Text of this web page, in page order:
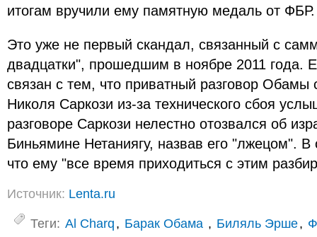
итогам вручили ему памятную медаль от ФБР.
Это уже не первый скандал, связанный с
двадцатки", прошедшим в ноябре 2011 года.
связан с тем, что приватный разговор Обамы
Николя Саркози из-за технического сбоя
разговоре Саркози нелестно отозвался об
Биньямине Нетаниягу, назвав его "лжецом".
что ему "все время приходиться с этим
Источник: Lenta.ru
Теги: Al Сharq, Барак Обама , Биляль Эрше,